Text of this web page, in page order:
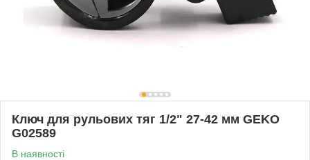
Ключ для рульових тяг 1/2" 27-42 мм GEKO
G02589
В наявності